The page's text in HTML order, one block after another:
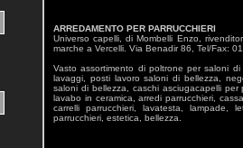
ARREDAMENTO PER PARRUCCHIERI
Universo capelli, di Mombelli Enzo,
marche a Vercelli. Via Benadir 86, Tel/Fax:
Vasto assortimento di poltrone per saloni
lavaggi, posti lavoro saloni di bellezza,
saloni di bellezza, caschi asciugacapelli
lavabo in ceramica, arredi parrucchieri,
carrelli parrucchieri, lavatesta, lampade,
parrucchieri, estetica, bellezza.